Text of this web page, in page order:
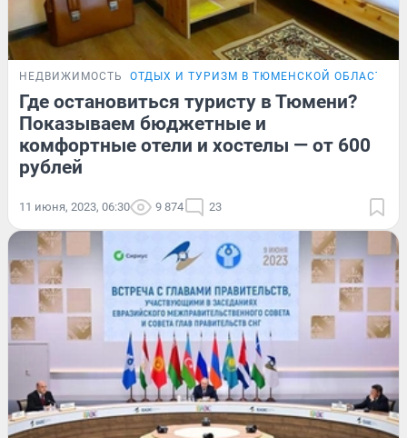
НЕДВИЖИМОСТЬ ОТДЫХ И ТУРИЗМ В ТЮМЕНСКОЙ ОБЛАСТИ
Где остановиться туристу в Тюмени?
Показываем бюджетные и
комфортные отели и хостелы — от 600
рублей
11 июня, 2023, 06:30 9 874 23